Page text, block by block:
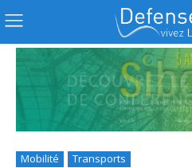
Mobilité Transports